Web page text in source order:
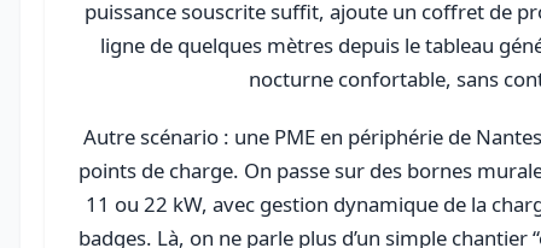
puissance souscrite suffit, ajoute un coffret de
ligne de quelques mètres depuis le tableau
nocturne confortable, sans
Autre scénario : une PME en périphérie de
points de charge. On passe sur des bornes
11 ou 22 kW, avec gestion dynamique de la
badges. Là, on ne parle plus d’un simple chantier